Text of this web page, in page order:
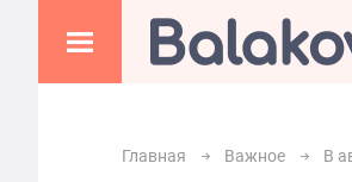
Главная Важное В